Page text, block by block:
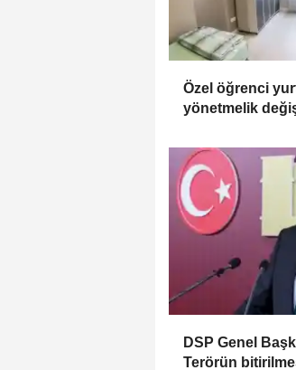
Özel öğrenci
yönetmelik
DSP Genel
Terörün